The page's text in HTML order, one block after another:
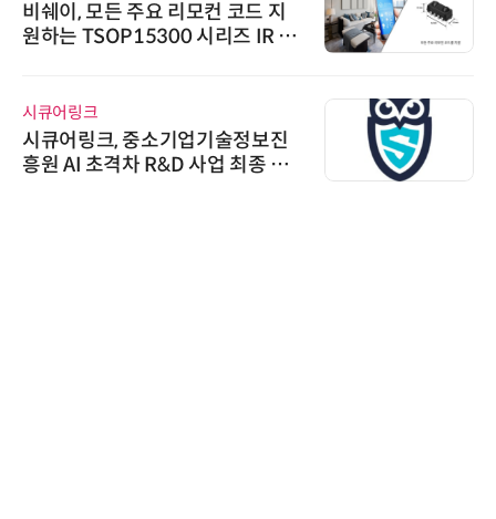
비쉐이, 모든 주요 리모컨 코드 지
원하는 TSOP15300 시리즈 IR 수
시큐어링크
시큐어링크, 중소기업기술정보진
흥원 AI 초격차 R&D 사업 최종 선